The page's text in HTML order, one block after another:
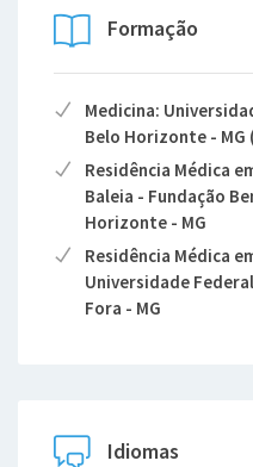
Formação
Medicina:
Belo Horizonte - MG
Residência Médica
Baleia - Fundação
Horizonte - MG
Residência Médica
Universidade
Fora - MG
Idiomas